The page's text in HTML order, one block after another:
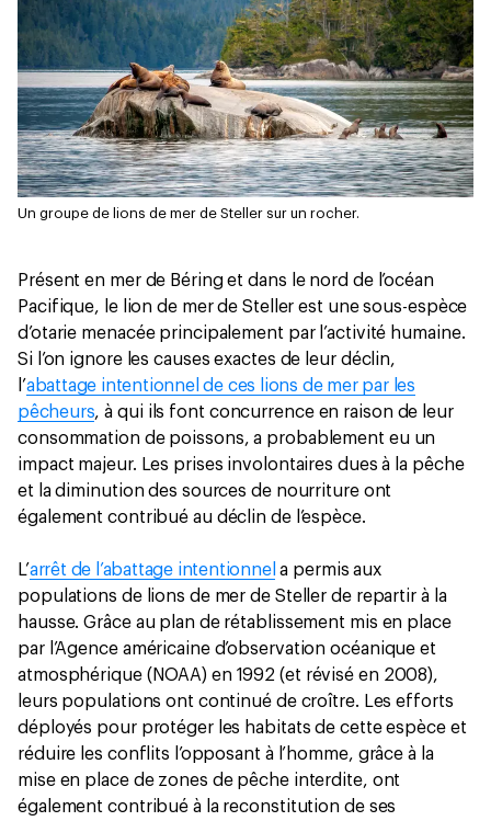
Un groupe de lions de mer de Steller sur un rocher.
Présent en mer de Béring et dans le nord de l’océan
Pacifique, le lion de mer de Steller est une sous-espèce
d’otarie menacée principalement par l’activité humaine.
Si l’on ignore les causes exactes de leur déclin,
l’abattage intentionnel de ces lions de mer par les
pêcheurs, à qui ils font concurrence en raison de leur
consommation de poissons, a probablement eu un
impact majeur. Les prises involontaires dues à la pêche
et la diminution des sources de nourriture ont
également contribué au déclin de l’espèce.
L’arrêt de l’abattage intentionnel a permis aux
populations de lions de mer de Steller de repartir à la
hausse. Grâce au plan de rétablissement mis en place
par l’Agence américaine d’observation océanique et
atmosphérique (NOAA) en 1992 (et révisé en 2008),
leurs populations ont continué de croître. Les efforts
déployés pour protéger les habitats de cette espèce et
réduire les conflits l’opposant à l’homme, grâce à la
mise en place de zones de pêche interdite, ont
également contribué à la reconstitution de ses